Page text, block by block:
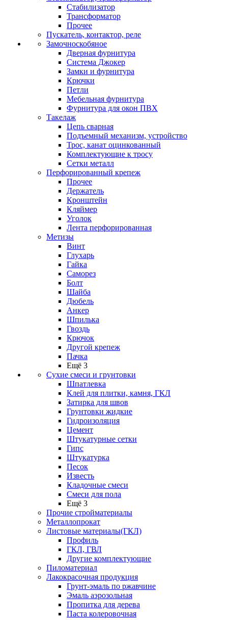
Стабилизатор
Трансформатор
Прочее
Пускатель, контактор, реле
Замочноскобяное
Дверная фурнитура
Система Джокер
Замки и фурнитура
Крючки
Петли
Мебельная фурнитура
Фурнитура для окон ПВХ
Такелаж
Цепь сварная
Подъемный механизм, устройство
Трос, канат оцинкованный
Комплектующие к тросу
Сетки металл
Перфорированный крепеж
Прочее
Держатель
Кронштейн
Кляймер
Уголок
Лента перфорированная
Метизы
Винт
Глухарь
Гайка
Саморез
Болт
Шайба
Дюбель
Анкер
Шпилька
Гвоздь
Крючок
Другой крепеж
Пачка
Ещё 3
Сухие смеси и грунтовки
Шпатлевка
Клей для плитки, камня, ГКЛ
Затирка для швов
Грунтовки жидкие
Гидроизоляция
Цемент
Штукатурные сетки
Гипс
Штукатурка
Песок
Известь
Кладочные смеси
Смеси для пола
Ещё 3
Прочие стройматериалы
Металлопрокат
Листовые материалы(ГКЛ)
Профиль
ГКЛ, ГВЛ
Другие комплектующие
Пиломатериал
Лакокрасочная продукция
Грунт-эмаль по ржавчине
Эмаль аэрозольная
Пропитка для дерева
Паста колеровочная